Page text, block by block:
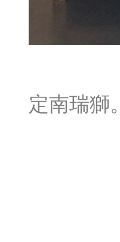
定南瑞獅。